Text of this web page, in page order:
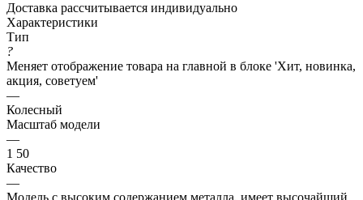
Доставка рассчитывается индивидуально
Характеристики
Тип
?
Меняет отображение товара на главной в блоке 'Хит, новинка,
акция, советуем'
—
Колесный
Масштаб модели
—
1 50
Качество
—